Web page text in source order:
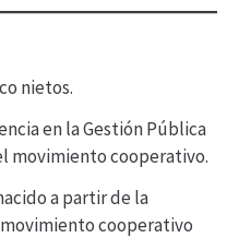
nietos.
en la Gestión Pública
movimiento cooperativo.
a partir de la
cooperativo